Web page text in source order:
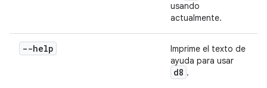
usando
actualmente.
--help
Imprime el texto de
ayuda para usar
d8 .